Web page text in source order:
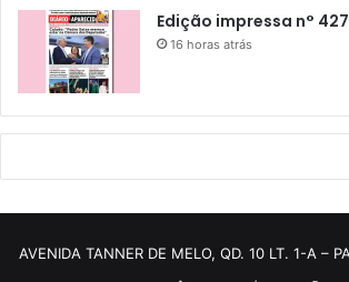
Edição impressa n°
16 horas atrás
AVENIDA TANNER DE MELO, QD. 10 LT. 1-A –